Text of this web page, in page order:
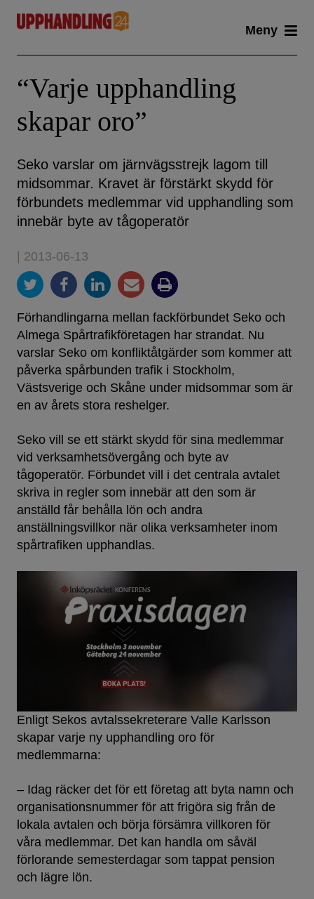
content
Meny
“Varje upphandling
skapar oro”
Seko varslar om järnvägsstrejk lagom till
midsommar. Kravet är förstärkt skydd för
förbundets medlemmar vid upphandling som
innebär byte av tågoperatör
| 2013-06-13
Förhandlingarna mellan fackförbundet Seko och
Almega Spårtrafikföretagen har strandat. Nu
varslar Seko om konfliktåtgärder som kommer att
påverka spårbunden trafik i Stockholm,
Västsverige och Skåne under midsommar som är
en av årets stora reshelger.
Seko vill se ett stärkt skydd för sina medlemmar
vid verksamhetsövergång och byte av
tågoperatör. Förbundet vill i det centrala avtalet
skriva in regler som innebär att den som är
anställd får behålla lön och andra
anställningsvillkor när olika verksamheter inom
spårtrafiken upphandlas.
Enligt Sekos avtalssekreterare Valle Karlsson
skapar varje ny upphandling oro för
medlemmarna:
– Idag räcker det för ett företag att byta namn och
organisationsnummer för att frigöra sig från de
lokala avtalen och börja försämra villkoren för
våra medlemmar. Det kan handla om såväl
förlorande semesterdagar som tappat pension
och lägre lön.